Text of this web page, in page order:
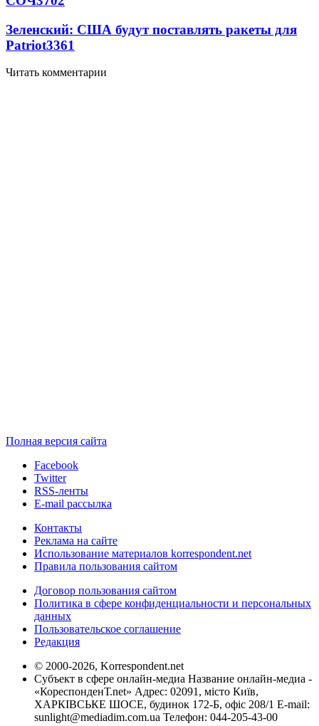
Зеленский: США будут поставлять ракеты для
Patriot3361
Читать комментарии
Полная версия сайта
Facebook
Twitter
RSS-ленты
E-mail рассылка
Контакты
Реклама на сайте
Использование материалов korrespondent.net
Правила пользования сайтом
Договор пользования сайтом
Политика в сфере конфиденциальности и персональных
данных
Пользовательское соглашение
Редакция
© 2000-2026, Korrespondent.net
Субъект в сфере онлайн-медиа Название онлайн-медиа -
«КореспонденТ.net» Адрес: 02091, місто Київ,
ХАРКІВСЬКЕ ШОСЕ, будинок 172-Б, офіс 208/1 E-mail:
sunlight@mediadim.com.ua Телефон: 044-205-43-00